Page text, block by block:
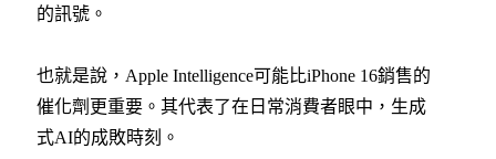
的訊號。
也就是說，Apple Intelligence可能比iPhone 16銷售的
催化劑更重要。其代表了在日常消費者眼中，生成
式AI的成敗時刻。